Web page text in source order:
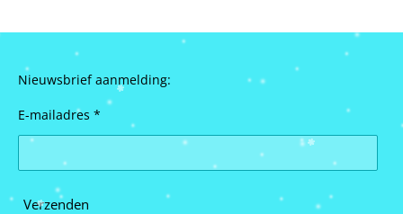
Nieuwsbrief aanmelding:
E-mailadres *
Verzenden